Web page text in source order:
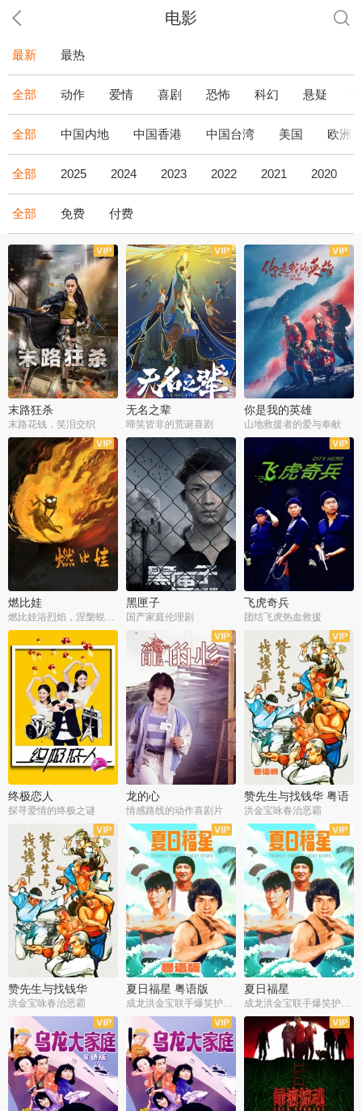
电影
最新 最热
全部 动作 爱情 喜剧 恐怖 科幻 悬疑
全部 中国内地 中国香港 中国台湾 美国 欧洲
全部 2025 2024 2023 2022 2021 2020
全部 免费 付费
末路狂杀
末路花钱，笑泪交织
无名之辈
啼笑皆非的荒诞喜剧
你是我的英雄
山地救援者的爱与奉献
燃比娃
燃比娃浴烈焰，涅槃蜕变成人
黑匣子
国产家庭伦理剧
飞虎奇兵
团结飞虎热血救援
终极恋人
探寻爱情的终极之谜
龙的心
情感路线的动作喜剧片
赞先生与找钱华 粤语
版
洪金宝咏春治恶霸
赞先生与找钱华
洪金宝咏春治恶霸
夏日福星 粤语版
成龙洪金宝联手爆笑护美女
夏日福星
成龙洪金宝联手爆笑护美女